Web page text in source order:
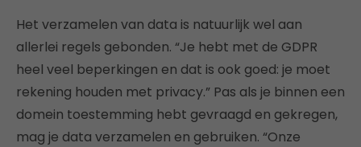
Het verzamelen van data is natuurlijk wel aan
allerlei regels gebonden. “Je hebt met de GDPR
heel veel beperkingen en dat is ook goed: je moet
rekening houden met privacy.” Pas als je binnen een
domein toestemming hebt gevraagd en gekregen,
mag je data verzamelen en gebruiken. “Onze